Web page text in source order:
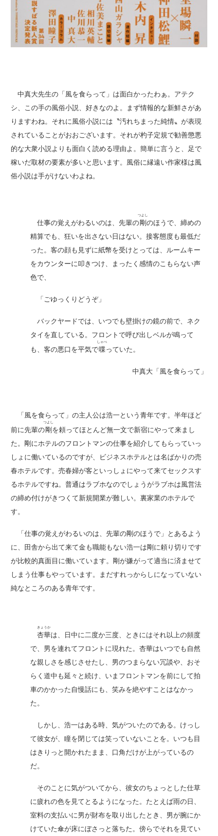
中真大先生の「風を食らって」は面白かったわぁ。アテク
シ、この手の風俗小説、好きなのよ。まず情報的な新鮮さがあ
りますわね。それに風俗小説には〝汚れちまった純情〟が表現
されていることがおおございます。それが杓子定規で勧善懲悪
的な大衆小説よりも面白く読める理由よ。簡単に言うと、足で
稼いだ取材の要素が多いと思います。風俗に縁遠い作家様は風
俗小説は手がけないわよね。
仕事の覚えがわるいのは、先輩の剛
つよし
のほうで、締めの
精算でも、狂いを出さない日はない。接客態度も最低だ
った。客の顔も見ずに紙幣を受けとっては、ルームキー
をカウンターに叩きつけ、まったく感情のこもらない声
色で、
「ごゆっくりどうぞ」
バックヤードでは、いつでも壁掛けの鏡の前で、ネク
タイを直している。フロントで呼び出しベルが鳴って
も、客の悪口を平気で喋
しゃべ
っていた。
中真大「風を食らって」
「風を食らって」の主人公は浩一という青年です。半年ほど
前に先輩の剛
つよし
を頼ってほとんど無一文で新宿にやって来まし
た。剛にホテルのフロントマンの仕事を紹介してもらっていっ
しょに働いているのですが、ビジネスホテルとは名ばかりの売
春ホテルです。売春婦が客といっしょにやって来てセックスす
るホテルですね。普通はラブホなのでしょうがラブホは風営法
の締め付けがきつくて新規開業が難しい。裏家業のホテルで
す。
「仕事の覚えがわるいのは、先輩の剛のほうで」とあるよう
に、田舎から出て来て金も職能もない浩一は剛に頼り切りです
が比較的真面目に働いています。剛が嫌がって適当に済ませて
しまう仕事もやっています。まだすれっからしになっていない
純なところのある青年です。
杏華
きょうか
は、日中に二度か三度、ときにはそれ以上の頻度
で、男を連れてフロントに現れた。杏華はいつでも自然
な親しさを感じさせたし、男のつまらない冗談や、おそ
らく道中も延々と続け、いまフロントマンを前にして拍
車のかかった自慢話にも、笑みを絶やすことはなかっ
た。
しかし、浩一はある時、気がついたのである。けっし
て彼女が、瞳を閉じては笑っていないことを。いつも目
はきりっと開かれたまま、口角だけが上がっているの
だ。
そのことに気がついてから、彼女のちょっとした仕草
に疲れの色を見てとるようになった。たとえば雨の日、
室料の支払いに男が財布を取り出したとき、男が腕にか
けていた傘が床にぼさっと落ちた。傍らでそれを見てい